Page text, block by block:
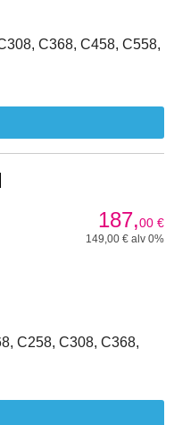
C368, C458, C558,
187,00 €
149,00 € alv 0%
C258, C308, C368,